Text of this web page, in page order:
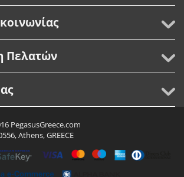
Πελατών
PegasusGreece.com
Athens, GREECE